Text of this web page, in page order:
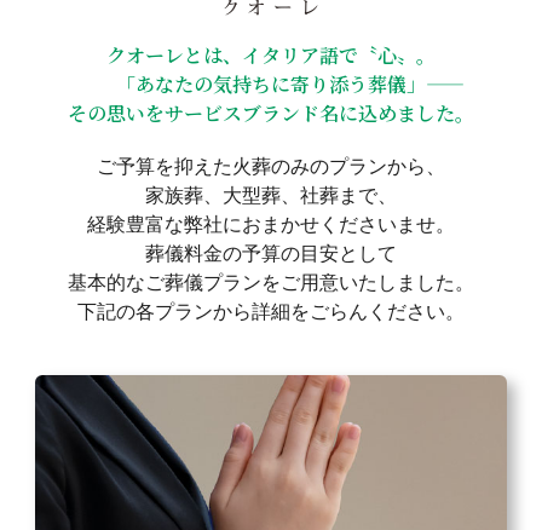
クオーレとは、イタリア語で〝心〟。
「あなたの気持ちに寄り添う葬儀」――
その思いをサービスブランド名に込めました。
ご予算を抑えた火葬のみのプランから、
家族葬、大型葬、社葬まで、
経験豊富な弊社におまかせくださいませ。
葬儀料金の予算の目安として
基本的なご葬儀プランをご用意いたしました。
下記の各プランから詳細をごらんください。